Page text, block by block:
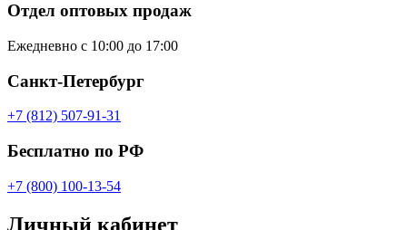
Отдел оптовых продаж
Ежедневно с 10:00 до 17:00
Санкт-Петербург
+7 (812) 507-91-31
Бесплатно по РФ
+7 (800) 100-13-54
Личный кабинет